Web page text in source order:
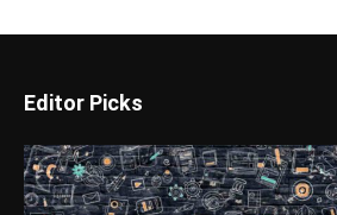
Editor Picks